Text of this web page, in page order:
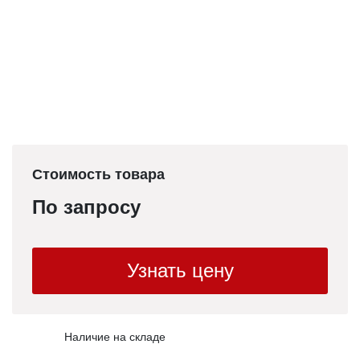
Стоимость товара
По запросу
Узнать цену
Наличие на складе